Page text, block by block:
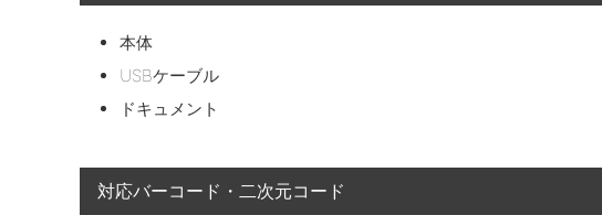
本体
USBケーブル
ドキュメント
対応バーコード・二次元コード